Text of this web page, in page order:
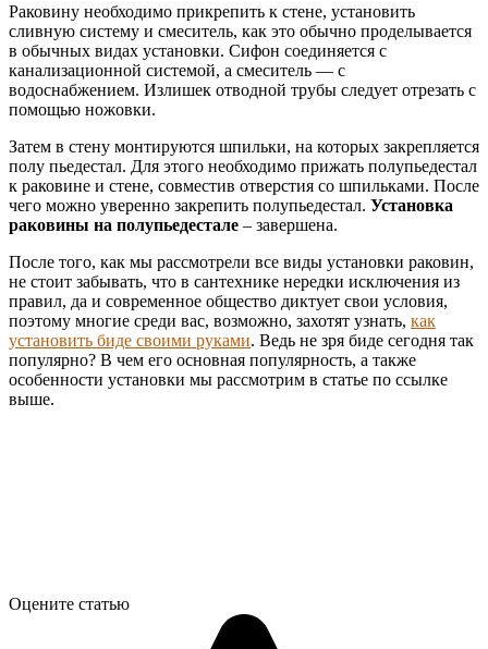
Раковину необходимо прикрепить к стене, установить
сливную систему и смеситель, как это обычно проделывается
в обычных видах установки. Сифон соединяется с
канализационной системой, а смеситель — с
водоснабжением. Излишек отводной трубы следует отрезать с
помощью ножовки.
Затем в стену монтируются шпильки, на которых закрепляется
полу пьедестал. Для этого необходимо прижать полупьедестал
к раковине и стене, совместив отверстия со шпильками. После
чего можно уверенно закрепить полупьедестал. Установка
раковины на полупьедестале – завершена.
После того, как мы рассмотрели все виды установки раковин,
не стоит забывать, что в сантехнике нередки исключения из
правил, да и современное общество диктует свои условия,
поэтому многие среди вас, возможно, захотят узнать, как
установить биде своими руками. Ведь не зря биде сегодня так
популярно? В чем его основная популярность, а также
особенности установки мы рассмотрим в статье по ссылке
выше.
Оцените статью